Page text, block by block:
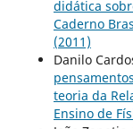
didática
Caderno
(2011)
Danilo
teoria da
Ensino de